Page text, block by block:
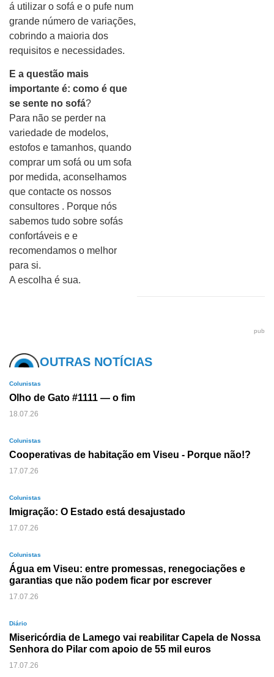
á utilizar o sofá e o pufe num
grande número de variações,
cobrindo a maioria dos
requisitos e necessidades.
E a questão mais
importante é: como é que
se sente no sofá?
Para não se perder na
variedade de modelos,
estofos e tamanhos, quando
comprar um sofá ou um sofa
por medida, aconselhamos
que contacte os nossos
consultores . Porque nós
sabemos tudo sobre sofás
confortáveis e e
recomendamos o melhor
para si.
A escolha é sua.
pub
OUTRAS NOTÍCIAS
Colunistas
Olho de Gato #1111 — o fim
18.07.26
Colunistas
Cooperativas de habitação em Viseu - Porque não!?
17.07.26
Colunistas
Imigração: O Estado está desajustado
17.07.26
Colunistas
Água em Viseu: entre promessas, renegociações e
garantias que não podem ficar por escrever
17.07.26
Diário
Misericórdia de Lamego vai reabilitar Capela de Nossa
Senhora do Pilar com apoio de 55 mil euros
17.07.26